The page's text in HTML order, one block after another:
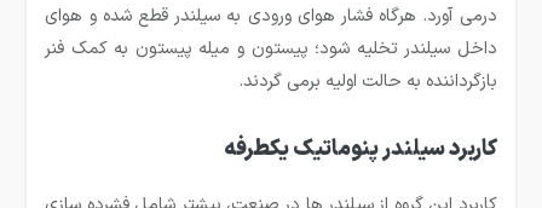
درمی آورد. هرگاه فشار هوای ورودی به سیلندر قطع شده و هوای
داخل سیلندر تخلیه شود؛ پیستون و میله پیستون به کمک فنر
بازگرداننده به حالت اولیه برمی گردند.
کاربرد سیلندر پنوماتیک یکطرفه